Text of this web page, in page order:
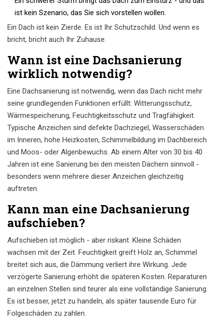
ist kein Szenario, das Sie sich vorstellen wollen.
Ein Dach ist kein Zierde. Es ist Ihr Schutzschild. Und wenn es
bricht, bricht auch Ihr Zuhause.
Wann ist eine Dachsanierung
wirklich notwendig?
Eine Dachsanierung ist notwendig, wenn das Dach nicht mehr
seine grundlegenden Funktionen erfüllt: Witterungsschutz,
Wärmespeicherung, Feuchtigkeitsschutz und Tragfähigkeit.
Typische Anzeichen sind defekte Dachziegel, Wasserschäden
im Inneren, hohe Heizkosten, Schimmelbildung im Dachbereich
und Moos- oder Algenbewuchs. Ab einem Alter von 30 bis 40
Jahren ist eine Sanierung bei den meisten Dächern sinnvoll -
besonders wenn mehrere dieser Anzeichen gleichzeitig
auftreten.
Kann man eine Dachsanierung
aufschieben?
Aufschieben ist möglich - aber riskant. Kleine Schäden
wachsen mit der Zeit. Feuchtigkeit greift Holz an, Schimmel
breitet sich aus, die Dämmung verliert ihre Wirkung. Jede
verzögerte Sanierung erhöht die späteren Kosten. Reparaturen
an einzelnen Stellen sind teurer als eine vollständige Sanierung.
Es ist besser, jetzt zu handeln, als später tausende Euro für
Folgeschäden zu zahlen.